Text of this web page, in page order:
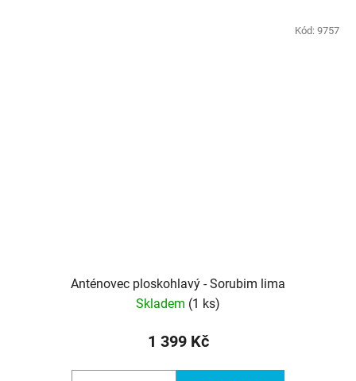
Anténovec ploskohlavý - Sorubim lima
Skladem (1 ks)
1 399 Kč
Kód: 9757